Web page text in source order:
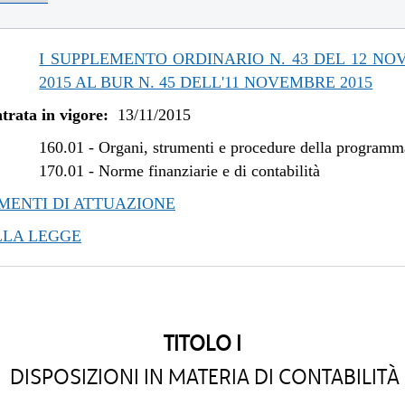
al 31/12/2018
al 07/11/2018
2017 al 28/03/2018
al 31/05/2017
al 08/01/2017
2016 al 12/08/2016
al 12/01/2016
I SUPPLEMENTO ORDINARIO N. 43 DEL 12
2015 AL BUR N. 45 DELL'11 NOVEMBRE 2015
in vigore: 13/11/2015
160.01 -Organi, strumenti e procedure della
170.01 -Norme finanziarie e di contabilità
DI ATTUAZIONE
LEGGE
TITOLO I
DISPOSIZIONI IN MATERIA DI CONTABILITÀ